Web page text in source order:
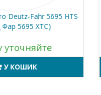
Deutz-Fahr 5695 HTS
5695 ХТС)
уточняйте
У КОШИК